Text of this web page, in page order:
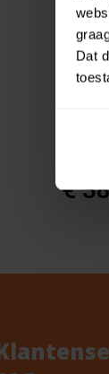
Dat
€